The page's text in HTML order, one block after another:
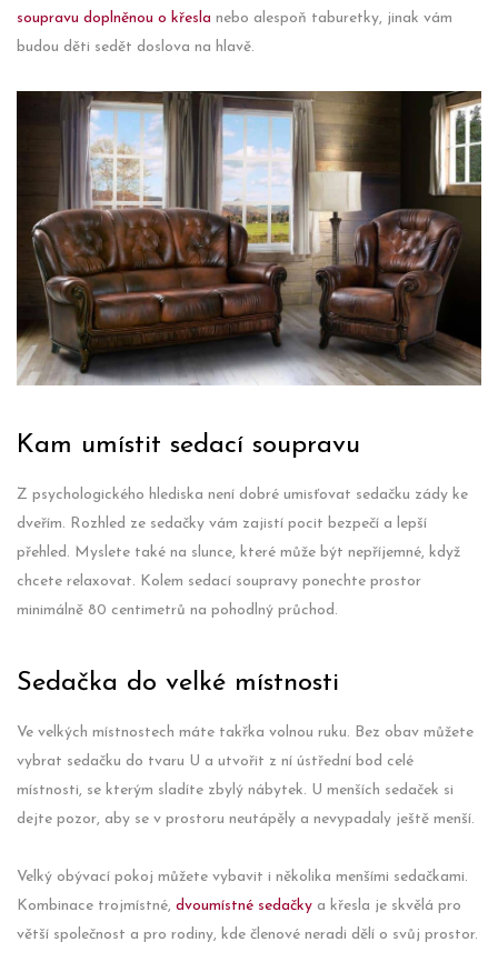
soupravu doplněnou o křesla nebo alespoň taburetky, jinak vám
budou děti sedět doslova na hlavě.
Kam umístit sedací soupravu
Z psychologického hlediska není dobré umisťovat sedačku zády ke
dveřím. Rozhled ze sedačky vám zajistí pocit bezpečí a lepší
přehled. Myslete také na slunce, které může být nepříjemné, když
chcete relaxovat. Kolem sedací soupravy ponechte prostor
minimálně 80 centimetrů na pohodlný průchod.
Sedačka do velké místnosti
Ve velkých místnostech máte takřka volnou ruku. Bez obav můžete
vybrat sedačku do tvaru U a utvořit z ní ústřední bod celé
místnosti, se kterým sladíte zbylý nábytek. U menších sedaček si
dejte pozor, aby se v prostoru neutápěly a nevypadaly ještě menší.
Velký obývací pokoj můžete vybavit i několika menšími sedačkami.
Kombinace trojmístné, dvoumístné sedačky a křesla je skvělá pro
větší společnost a pro rodiny, kde členové neradi dělí o svůj prostor.